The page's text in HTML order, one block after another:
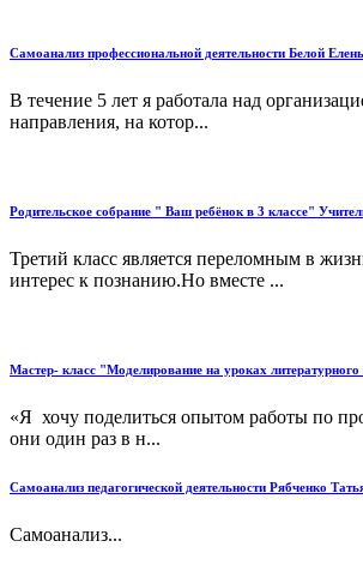
Самоанализ профессиональной деятельности Белой
В течение 5 лет я работала над
направления, на котор...
Родительское собрание " Ваш ребёнок в 3 классе"
Третий класс является переломным в
интерес к познанию.Но вместе ...
Мастер- класс "Моделирование на уроках
«Я хочу поделиться опытом работы по
они один раз в н...
Самоанализ педагогической деятельности Рябченко
Самоанализ...